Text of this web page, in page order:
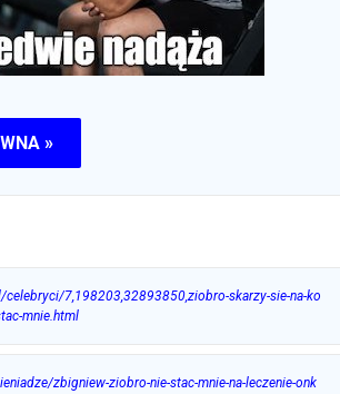
»
7,198203,32893850,ziobro-skarzy-sie-na-ko
mnie.html
zbigniew-ziobro-nie-stac-mnie-na-leczenie-onk